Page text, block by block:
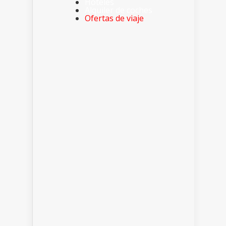
Ofertas de viaje